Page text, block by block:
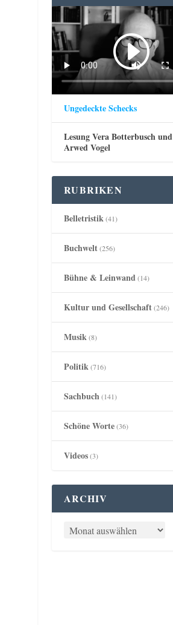
Ungedeckte Schecks
Lesung Vera Botterbusch und
Arwed Vogel
RUBRIKEN
Belletristik(41)
Buchwelt(256)
Bühne & Leinwand(14)
Kultur und Gesellschaft(246)
Musik(8)
Politik(716)
Sachbuch(141)
Schöne Worte(36)
Videos(3)
ARCHIV